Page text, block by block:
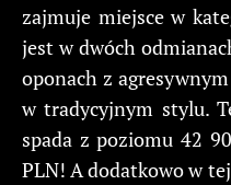
zajmuje miejsce w
jest w dwóch
oponach z
w tradycyjnym stylu.
spada z poziomu 42
PLN! A dodatkowo w